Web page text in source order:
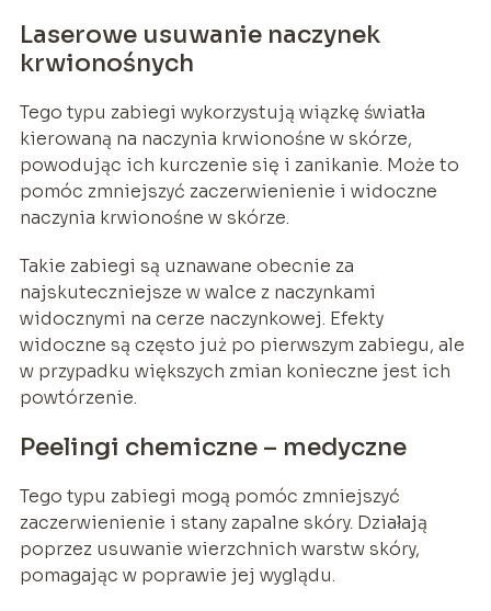
Laserowe usuwanie naczynek
krwionośnych
Tego typu zabiegi wykorzystują wiązkę światła
kierowaną na naczynia krwionośne w skórze,
powodując ich kurczenie się i zanikanie. Może to
pomóc zmniejszyć zaczerwienienie i widoczne
naczynia krwionośne w skórze.
Takie zabiegi są uznawane obecnie za
najskuteczniejsze w walce z naczynkami
widocznymi na cerze naczynkowej. Efekty
widoczne są często już po pierwszym zabiegu, ale
w przypadku większych zmian konieczne jest ich
powtórzenie.
Peelingi chemiczne – medyczne
Tego typu zabiegi mogą pomóc zmniejszyć
zaczerwienienie i stany zapalne skóry. Działają
poprzez usuwanie wierzchnich warstw skóry,
pomagając w poprawie jej wyglądu.